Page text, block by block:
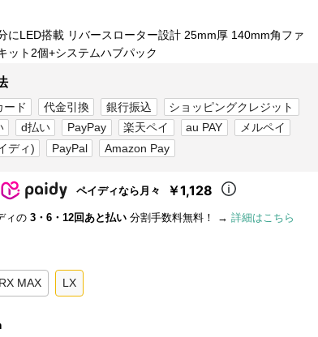
にLED搭載 リバースローター設計 25mm厚 140mm角ファ
ト2個+システムハブパック
ード 代金引換 銀行振込
ショッピングクレジット
d払い PayPay 楽天ペイ au PAY
メルペイ
ディ)
PayPal Amazon Pay
ペイディなら月々 ￥1,128
ィの 3・6・12回あと払い 分割手数料無料！ → 詳細はこちら
RX MAX LX